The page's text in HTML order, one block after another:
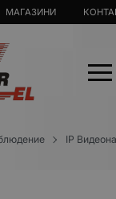
МАГАЗИНИ
IP